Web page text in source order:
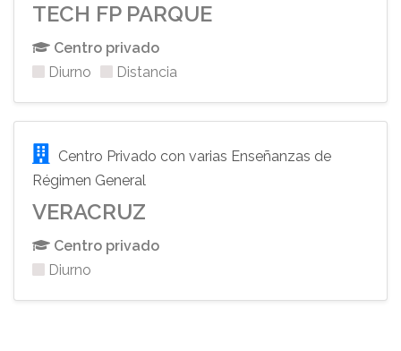
TECH FP PARQUE
Centro privado
Diurno
Distancia
Centro Privado con varias Enseñanzas de
Régimen General
VERACRUZ
Centro privado
Diurno